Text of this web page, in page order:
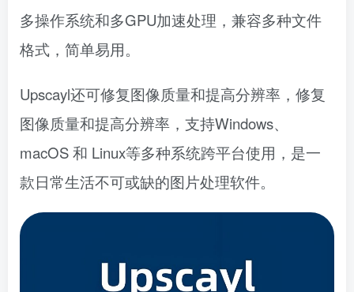
多操作系统和多GPU加速处理，兼容多种文件
格式，简单易用。
Upscayl还可修复图像质量和提高分辨率，修复
图像质量和提高分辨率，支持Windows、
macOS 和 Linux等多种系统跨平台使用，是一
款日常生活不可或缺的图片处理软件。